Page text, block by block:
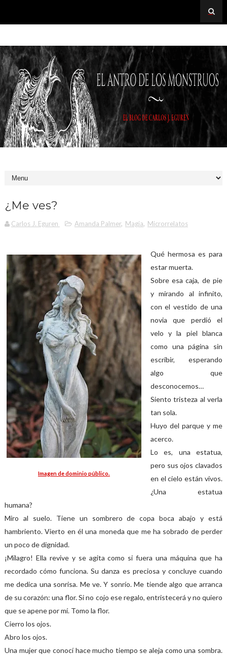
¿Me ves?
Carlos J. Eguren Amanda Palmer, Magia, Microrrelatos
Imagen de dominio público.
Qué hermosa es para
estar muerta.
Sobre esa caja, de pie
y mirando al infinito,
con el vestido de una
novia que perdió el
velo y la piel blanca
como una página sin
escribir, esperando
algo que
desconocemos…
Siento tristeza al verla
tan sola.
Huyo del parque y me
acerco.
Lo es, una estatua,
pero sus ojos clavados
en el cielo están vivos.
¿Una estatua
humana?
Miro al suelo. Tiene un sombrero de copa boca abajo y está
hambriento. Vierto en él una moneda que me ha sobrado de perder
un poco de dignidad.
¡Milagro! Ella revive y se agita como si fuera una máquina que ha
recordado cómo funciona. Su danza es preciosa y concluye cuando
me dedica una sonrisa. Me ve. Y sonrío. Me tiende algo que arranca
de su corazón: una flor. Si no cojo ese regalo, entristecerá y no quiero
que se apene por mí. Tomo la flor.
Cierro los ojos.
Abro los ojos.
Una mujer que conocí hace mucho tiempo se aleja como una sombra.